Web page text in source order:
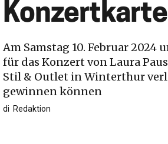
Am Samstag 10. Februar 2024
für das Konzert von Laura
Stil & Outlet in Winterthur
gewinnen können
di Redaktion